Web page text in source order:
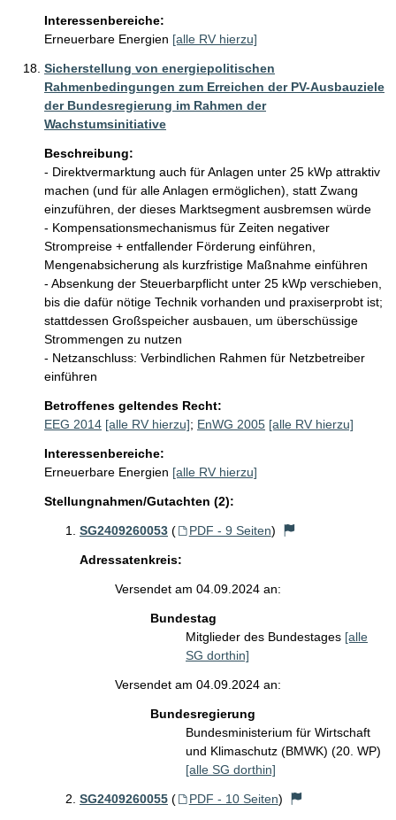
Interessenbereiche:
Erneuerbare Energien [alle RV hierzu]
Sicherstellung von energiepolitischen
Rahmenbedingungen zum Erreichen der PV-Ausbauziele
der Bundesregierung im Rahmen der
Wachstumsinitiative
Beschreibung:
- Direktvermarktung auch für Anlagen unter 25 kWp attraktiv
machen (und für alle Anlagen ermöglichen), statt Zwang
einzuführen, der dieses Marktsegment ausbremsen würde
- Kompensationsmechanismus für Zeiten negativer
Strompreise + entfallender Förderung einführen,
Mengenabsicherung als kurzfristige Maßnahme einführen
- Absenkung der Steuerbarpflicht unter 25 kWp verschieben,
bis die dafür nötige Technik vorhanden und praxiserprobt ist;
stattdessen Großspeicher ausbauen, um überschüssige
Strommengen zu nutzen
- Netzanschluss: Verbindlichen Rahmen für Netzbetreiber
einführen
Betroffenes geltendes Recht:
EEG 2014 [alle RV hierzu]; EnWG 2005 [alle RV hierzu]
Interessenbereiche:
Erneuerbare Energien [alle RV hierzu]
Stellungnahmen/Gutachten (2):
SG2409260053 ( PDF - 9 Seiten)
Adressatenkreis:
Versendet am 04.09.2024 an:
Bundestag
Mitglieder des Bundestages [alle
SG dorthin]
Versendet am 04.09.2024 an:
Bundesregierung
Bundesministerium für Wirtschaft
und Klimaschutz (BMWK) (20. WP)
[alle SG dorthin]
SG2409260055 ( PDF - 10 Seiten)